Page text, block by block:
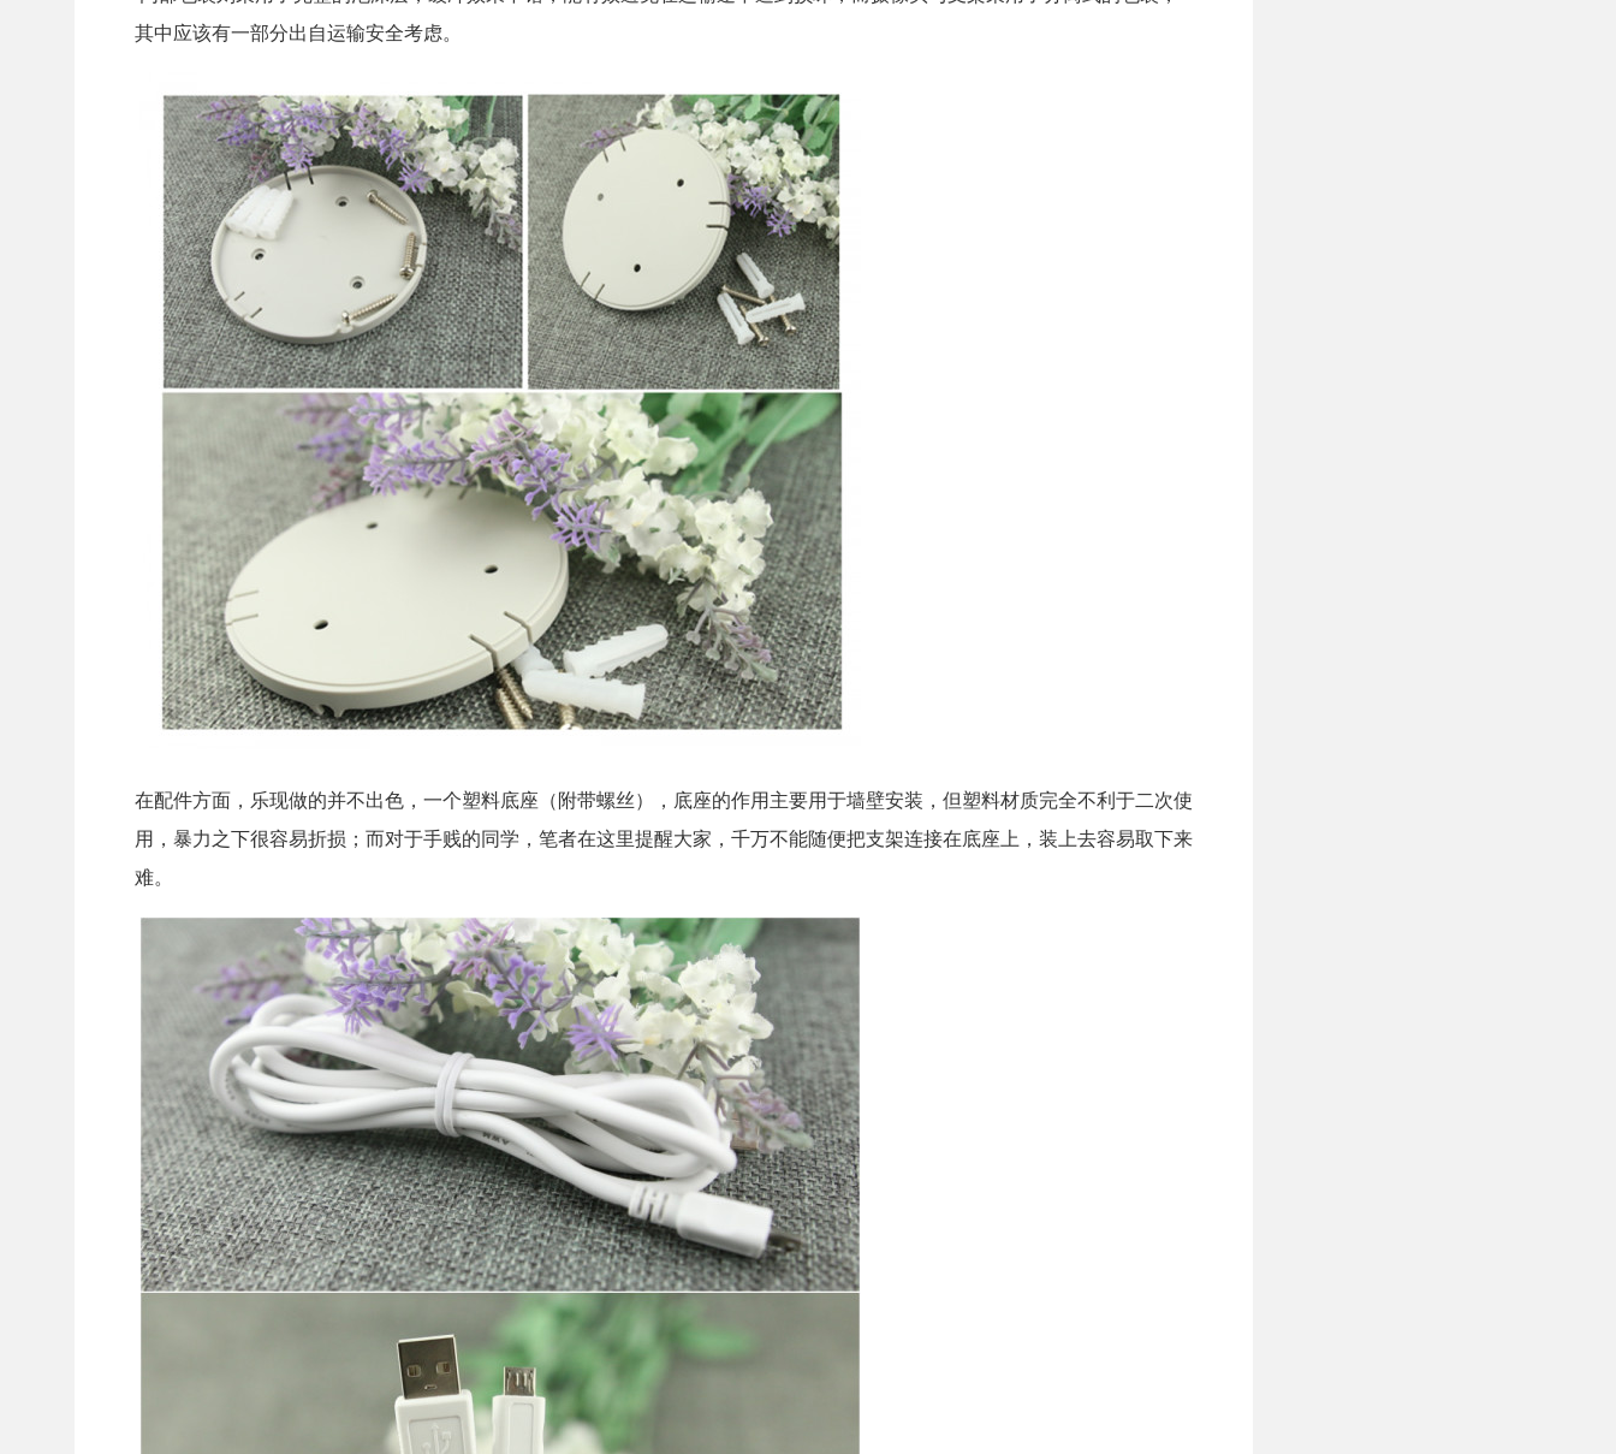
其中应该有一部分出自运输安全考虑。
在配件方面，乐现做的并不出色，一个塑料底座（附带螺丝），底座的作用主要用于墙壁安装，但塑料材质完全不利于二次使
用，暴力之下很容易折损；而对于手贱的同学，笔者在这里提醒大家，千万不能随便把支架连接在底座上，装上去容易取下来
难。